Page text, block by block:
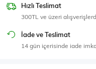
Eşofman Üstü
Hızlı Teslimat
300TL ve üzeri
İade ve Teslimat
14 gün içerisinde iade